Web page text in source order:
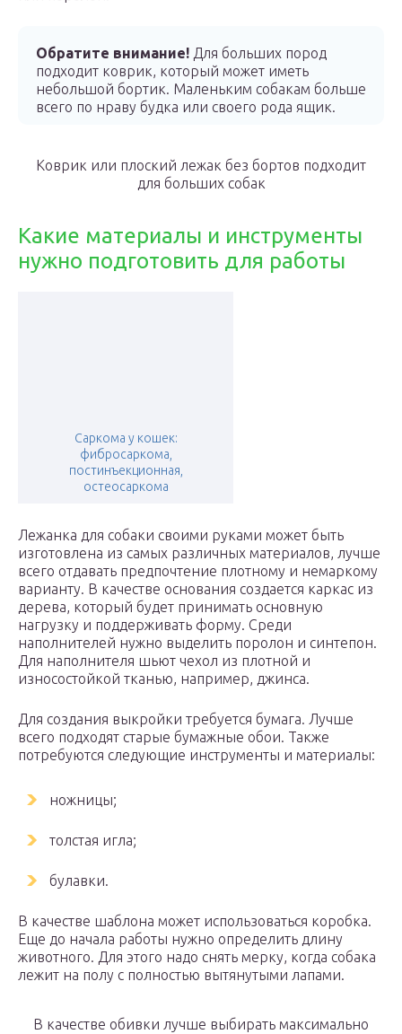
Обратите внимание! Для больших пород
подходит коврик, который может иметь
небольшой бортик. Маленьким собакам больше
всего по нраву будка или своего рода ящик.
Коврик или плоский лежак без бортов подходит
для больших собак
Какие материалы и инструменты
нужно подготовить для работы
Саркома у кошек:
фибросаркома,
постинъекционная,
остеосаркома
Лежанка для собаки своими руками может быть
изготовлена из самых различных материалов, лучше
всего отдавать предпочтение плотному и немаркому
варианту. В качестве основания создается каркас из
дерева, который будет принимать основную
нагрузку и поддерживать форму. Среди
наполнителей нужно выделить поролон и синтепон.
Для наполнителя шьют чехол из плотной и
износостойкой тканью, например, джинса.
Для создания выкройки требуется бумага. Лучше
всего подходят старые бумажные обои. Также
потребуются следующие инструменты и материалы:
ножницы;
толстая игла;
булавки.
В качестве шаблона может использоваться коробка.
Еще до начала работы нужно определить длину
животного. Для этого надо снять мерку, когда собака
лежит на полу с полностью вытянутыми лапами.
В качестве обивки лучше выбирать максимально